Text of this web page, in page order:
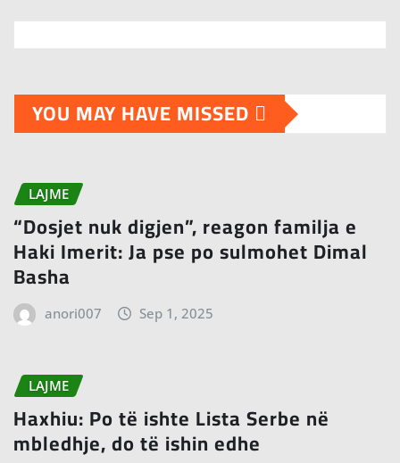
YOU MAY HAVE MISSED
LAJME
“Dosjet nuk digjen”, reagon familja e
Haki Imerit: Ja pse po sulmohet Dimal
Basha
anori007 Sep 1, 2025
LAJME
Haxhiu: Po të ishte Lista Serbe në
mbledhje, do të ishin edhe